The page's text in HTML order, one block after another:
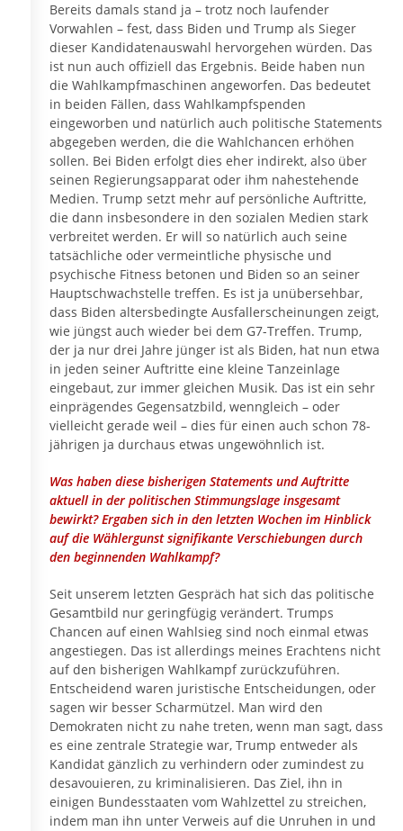
Bereits damals stand ja – trotz noch laufender
Vorwahlen – fest, dass Biden und Trump als Sieger
dieser Kandidatenauswahl hervorgehen würden. Das
ist nun auch offiziell das Ergebnis. Beide haben nun
die Wahlkampfmaschinen angeworfen. Das bedeutet
in beiden Fällen, dass Wahlkampfspenden
eingeworben und natürlich auch politische Statements
abgegeben werden, die die Wahlchancen erhöhen
sollen. Bei Biden erfolgt dies eher indirekt, also über
seinen Regierungsapparat oder ihm nahestehende
Medien. Trump setzt mehr auf persönliche Auftritte,
die dann insbesondere in den sozialen Medien stark
verbreitet werden. Er will so natürlich auch seine
tatsächliche oder vermeintliche physische und
psychische Fitness betonen und Biden so an seiner
Hauptschwachstelle treffen. Es ist ja unübersehbar,
dass Biden altersbedingte Ausfallerscheinungen zeigt,
wie jüngst auch wieder bei dem G7-Treffen. Trump,
der ja nur drei Jahre jünger ist als Biden, hat nun etwa
in jeden seiner Auftritte eine kleine Tanzeinlage
eingebaut, zur immer gleichen Musik. Das ist ein sehr
einprägendes Gegensatzbild, wenngleich – oder
vielleicht gerade weil – dies für einen auch schon 78-
jährigen ja durchaus etwas ungewöhnlich ist.
Was haben diese bisherigen Statements und Auftritte
aktuell in der politischen Stimmungslage insgesamt
bewirkt? Ergaben sich in den letzten Wochen im Hinblick
auf die Wählergunst signifikante Verschiebungen durch
den beginnenden Wahlkampf?
Seit unserem letzten Gespräch hat sich das politische
Gesamtbild nur geringfügig verändert. Trumps
Chancen auf einen Wahlsieg sind noch einmal etwas
angestiegen. Das ist allerdings meines Erachtens nicht
auf den bisherigen Wahlkampf zurückzuführen.
Entscheidend waren juristische Entscheidungen, oder
sagen wir besser Scharmützel. Man wird den
Demokraten nicht zu nahe treten, wenn man sagt, dass
es eine zentrale Strategie war, Trump entweder als
Kandidat gänzlich zu verhindern oder zumindest zu
desavouieren, zu kriminalisieren. Das Ziel, ihn in
einigen Bundesstaaten vom Wahlzettel zu streichen,
indem man ihn unter Verweis auf die Unruhen in und